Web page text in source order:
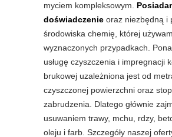
myciem kompleksowym.
doświadczenie oraz niezbędną i
środowiska chemię, której
wyznaczonych przypadkach.
usługę czyszczenia i impregnacji
brukowej uzależniona jest od
czyszczonej powierzchni oraz
zabrudzenia. Dlatego głównie
usuwaniem trawy, mchu, rdzy,
oleju i farb. Szczegóły naszej